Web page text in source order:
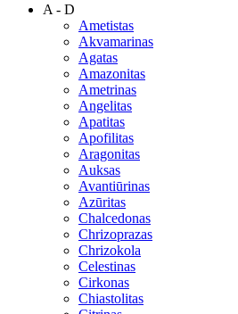
A - D
Ametistas
Akvamarinas
Agatas
Amazonitas
Ametrinas
Angelitas
Apatitas
Apofilitas
Aragonitas
Auksas
Avantiūrinas
Azūritas
Chalcedonas
Chrizoprazas
Chrizokola
Celestinas
Cirkonas
Chiastolitas